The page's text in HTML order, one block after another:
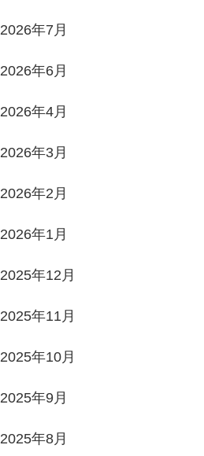
2026年7月
2026年6月
2026年4月
2026年3月
2026年2月
2026年1月
2025年12月
2025年11月
2025年10月
2025年9月
2025年8月